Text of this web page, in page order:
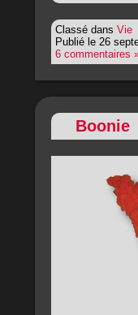
Classé dans Vie
Publié le 26
6 commentaires
Boonie